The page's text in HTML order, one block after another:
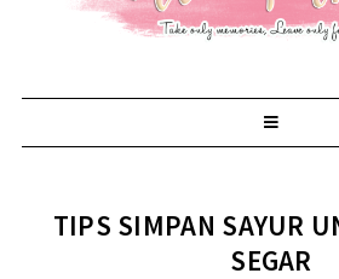
TIPS SIMPAN SAYUR
SEGAR